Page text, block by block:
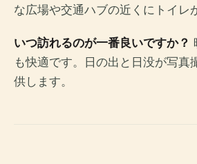
な広場や交通ハブの近くにトイレ
いつ訪れるのが一番良いですか？
も快適です。日の出と日没が写真
供します。